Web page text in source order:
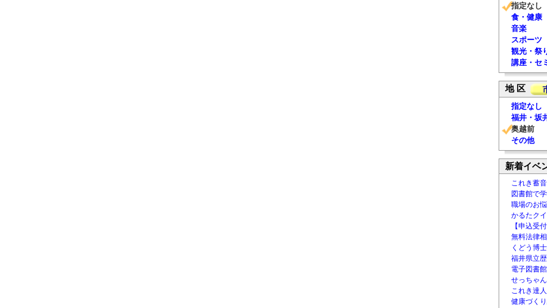
指定なし
食・健康
音楽
スポーツ
観光・祭
講座・セ
地 区
指定なし
福井・坂
奥越前
その他
新着イベ
これき蓄
図書館で
職場のお
かるたク
【申込受
無料法律
くどう博
福井県立
電子図書
せっちゃ
これき達
健康づく